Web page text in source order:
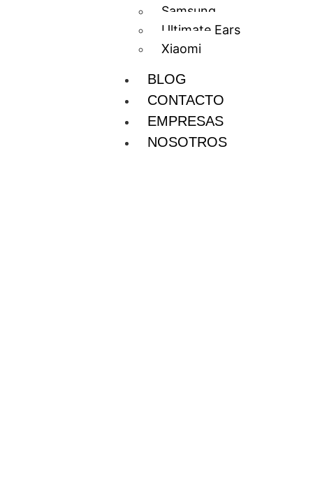
Samsung
Ultimate Ears
Xiaomi
BLOG
CONTACTO
EMPRESAS
NOSOTROS